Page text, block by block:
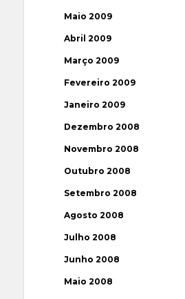
Maio 2009
Abril 2009
Março 2009
Fevereiro 2009
Janeiro 2009
Dezembro 2008
Novembro 2008
Outubro 2008
Setembro 2008
Agosto 2008
Julho 2008
Junho 2008
Maio 2008